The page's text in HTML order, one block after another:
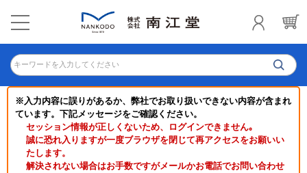
キーワードを入力してください
※入力内容に誤りがあるか、弊社でお取り扱いできない内容が含まれ
ています。下記メッセージをご確認ください。
セッション情報が正しくないため、ログインできません｡
誠に恐れ入りますが一度ブラウザを閉じて再アクセスをお願いい
たします。
解決されない場合はお手数ですがメールかお電話でお問い合わせ